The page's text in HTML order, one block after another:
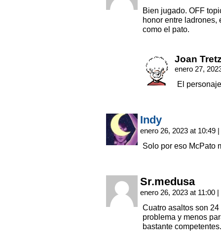
Bien jugado. OFF
honor entre ladrones,
como el pato.
Joan
enero 27,
El
Indy
enero 26, 2023 at 10:49 |
Solo por eso McPato
Sr.medusa
enero 26, 2023 at 11:00 |
Cuatro asaltos son
problema y menos
bastante competentes.